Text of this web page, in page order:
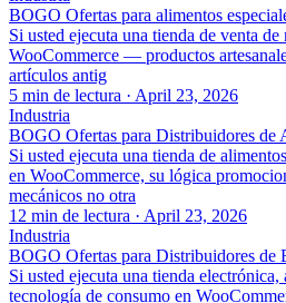
BOGO Ofertas para alimentos
Si usted ejecuta una tienda de venta
WooCommerce — productos
artículos antig
5 min de lectura · April 23, 2026
Industria
BOGO Ofertas para Distribuidores de
Si usted ejecuta una tienda de
en WooCommerce, su lógica
mecánicos no otra
12 min de lectura · April 23, 2026
Industria
BOGO Ofertas para Distribuidores de
Si usted ejecuta una tienda
tecnología de consumo en